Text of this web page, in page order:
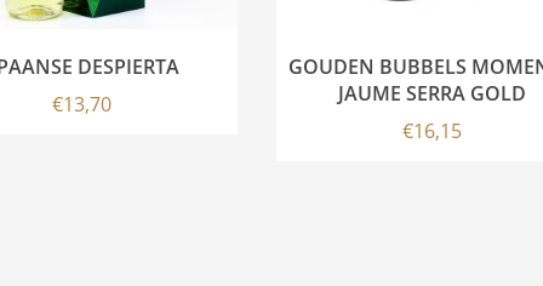
DESPIERTA
€13,70
GOUDEN BUBBELS
JAUME SERRA GOLD
€16,15